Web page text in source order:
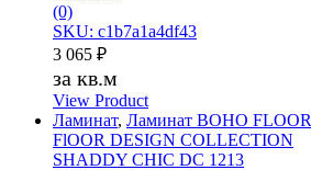
(0)
SKU: c1b7a1a4df43
3 065 ₽
за кв.м
View Product
Ламинат, Ламинат BOHO FLOOR
FlOOR DESIGN COLLECTION
SHADDY CHIC DC 1213